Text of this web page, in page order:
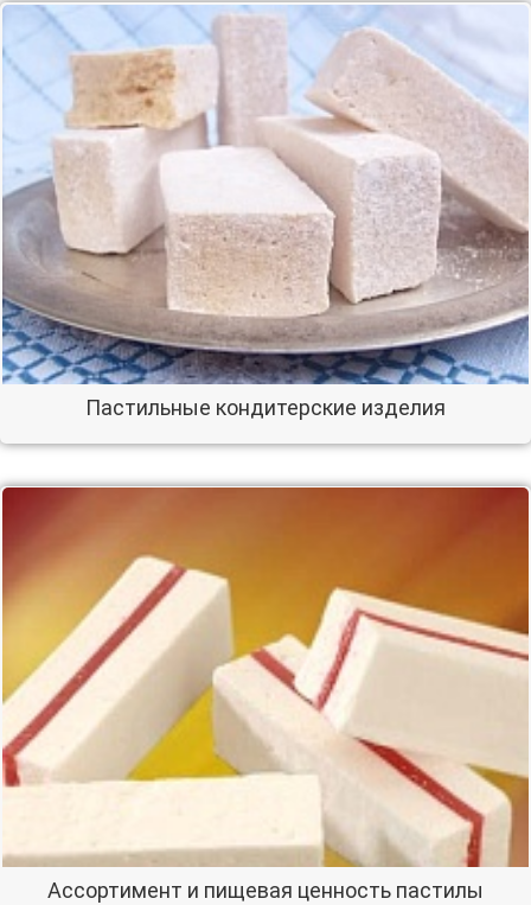
Пастильные кондитерские изделия
Ассортимент и пищевая ценность пастилы